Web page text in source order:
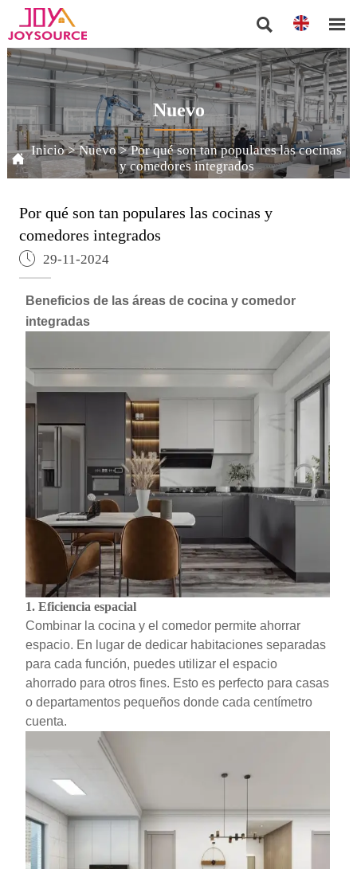
 
Nuevo

Inicio>Nuevo>Por qué son tan populares las cocinas
y comedores integrados
Por qué son tan populares las cocinas y
comedores integrados
 29-11-2024
Beneficios de las áreas de cocina y comedor
integradas
1. Eficiencia espacial
Combinar la cocina y el comedor permite ahorrar
espacio. En lugar de dedicar habitaciones separadas
para cada función, puedes utilizar el espacio
ahorrado para otros fines. Esto es perfecto para casas
o departamentos pequeños donde cada centímetro
cuenta.